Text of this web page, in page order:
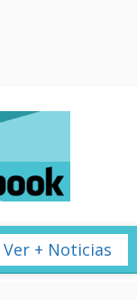
Ver + Noticias